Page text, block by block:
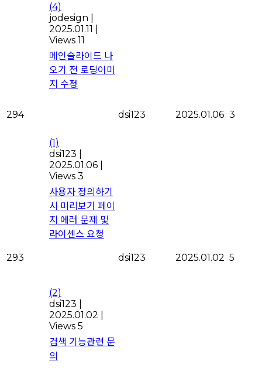
(4)
jodesign
2025.01.11
Views 11
294
메인슬라이드 나
오기 전 로딩이미
지 수정
(1)
dsi123
2025.01.06
Views 3
dsi123 2025.01.06 3
293
사용자 정의하기
시 미리보기 페이
지 에러 문제 및
라이센스 요청
(2)
dsi123
2025.01.02
Views 5
dsi123 2025.01.02 5
검색 기능관련 문
의